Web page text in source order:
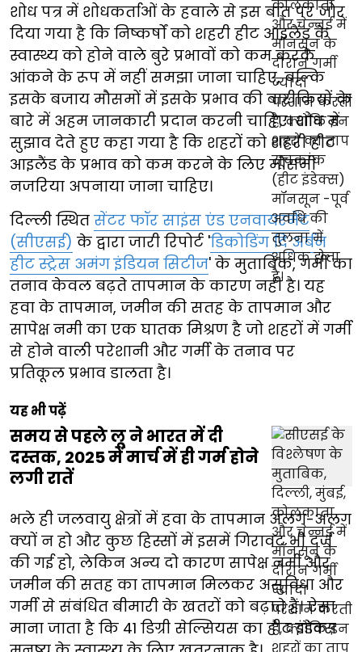
शोध पत्र में शोधकर्ताओं के हवाले से इस बात पर जोर
दिया गया है कि निष्कर्षों को शहरी हीट आइलैंड के
स्वास्थ्य को होने वाले बुरे प्रभावों को कम करके
आंकने के रूप में नहीं समझा जाना चाहिए, बल्कि
इसके बजाय मौसमों में इसके प्रभाव की बारीकियों के
बारे में अहम जानकारी प्रदान करनी चाहिए। शोध में
सुझाव देते हुए कहा गया है कि शहरों को शहरी हीट
आइलैंड के प्रभाव को कम करने के लिए मौसमी
नजरिया अपनाया जाना चाहिए।
दिल्ली स्थित सेंटर फॉर साइंस एंड एनवायरमेंट
(सीएसई) के द्वारा जारी रिपोर्ट 'डिकोडिंग दि अर्बन
हीट स्ट्रेस अमंग इंडियन सिटीज' के मुताबिक, गर्मी का
तनाव केवल बढ़ते तापमान के कारण नहीं है। यह
हवा के तापमान, जमीन की सतह के तापमान और
सापेक्ष नमी का एक घातक मिश्रण है जो शहरों में गर्मी
से होने वाली परेशानी और गर्मी के तनाव पर
प्रतिकूल प्रभाव डालता है।
यह भी पढ़ें
समय से पहले लू ने भारत में दी
दस्तक, 2025 में मार्च में ही गर्म होने
लगी रातें
भले ही जलवायु क्षेत्रों में हवा के तापमान अलग-अलग
क्यों न हो और कुछ हिस्सों में इसमें गिरावट भी दर्ज
की गई हो, लेकिन अन्य दो कारण सापेक्ष नमी और
जमीन की सतह का तापमान मिलकर असुविधा और
गर्मी से संबंधित बीमारी के खतरों को बढ़ाते हैं। ऐसा
माना जाता है कि 41 डिग्री सेल्सियस का हीट इंडेक्स